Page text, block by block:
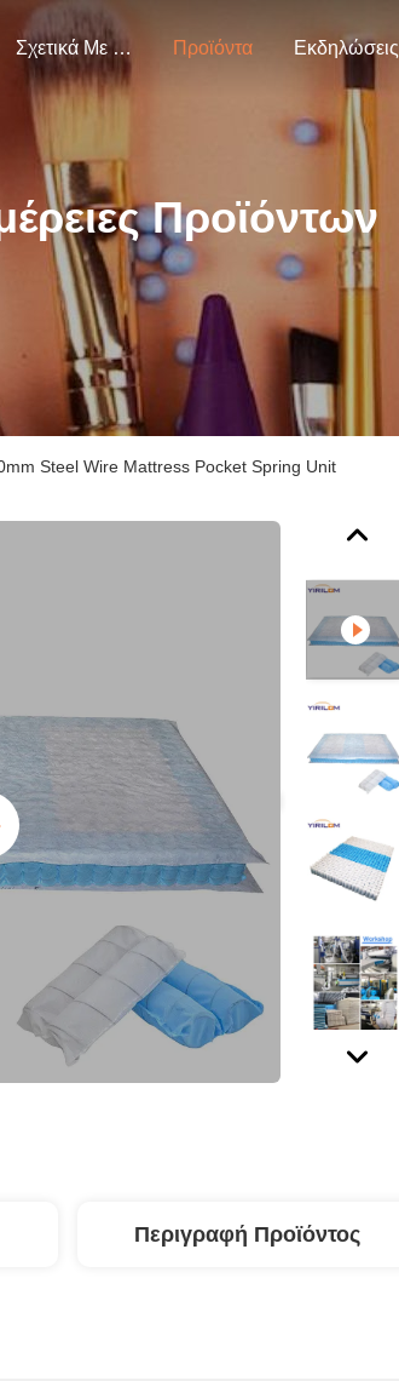
Σχετικά Με Εμάς Προϊόντα Εκδηλώσεις
Προϊόντων
Steel Wire Mattress Pocket Spring Unit
Περιγραφή Προϊόντος